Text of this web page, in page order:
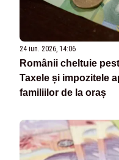
24 iun. 2026, 14:06
Românii cheltuie
Taxele și impozitele
familiilor de la oraș